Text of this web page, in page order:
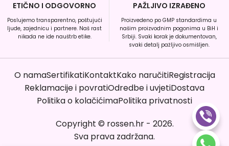
ETIČNO I ODGOVORNO
Poslujemo transparentno, poštujući
ljude, zajednicu i partnere. Naš rast
nikada ne ide nauštrb etike.
PAŽLJIVO IZRAĐENO
Proizvedeno po GMP standardima u
našim proizvodnim pogonima u BiH i
Srbiji. Svaki korak je dokumentovan,
svaki detalj pažljivo osmišljen.
O namaSertifikatiKontaktKako naručitiRegistracija
Reklamacije i povratiOdredbe i uvjetiDostava
Politika o kolačićimaPolitika privatnosti
Copyright © rossen.hr- 2026.
Sva prava zadržana.